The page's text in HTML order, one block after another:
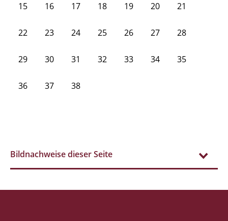
15 16 17 18 19 20 21
22 23 24 25 26 27 28
29 30 31 32 33 34 35
36 37 38
Bildnachweise dieser Seite